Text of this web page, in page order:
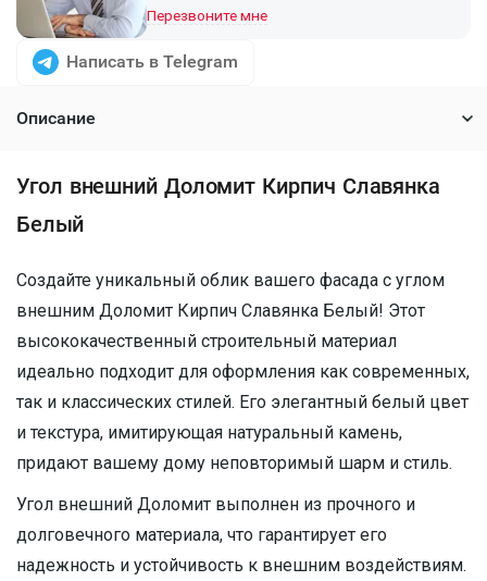
Перезвоните мне
Написать в Telegram
Описание
Угол внешний Доломит Кирпич Славянка
Белый
Создайте уникальный облик вашего фасада с углом
внешним Доломит Кирпич Славянка Белый! Этот
высококачественный строительный материал
идеально подходит для оформления как современных,
так и классических стилей. Его элегантный белый цвет
и текстура, имитирующая натуральный камень,
придают вашему дому неповторимый шарм и стиль.
Угол внешний Доломит выполнен из прочного и
долговечного материала, что гарантирует его
надежность и устойчивость к внешним воздействиям.